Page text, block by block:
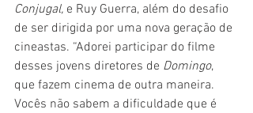
Conjugal, e Ruy Guerra, além do desafio
de ser dirigida por uma nova geração de
cineastas. “Adorei participar do filme
desses jovens diretores de Domingo,
que fazem cinema de outra maneira.
Vocês não sabem a dificuldade que é